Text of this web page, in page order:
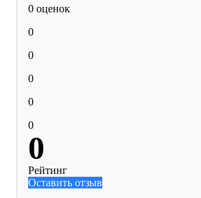
0 оценок
0
0
0
0
0
0
Рейтинг
Оставить отзыв